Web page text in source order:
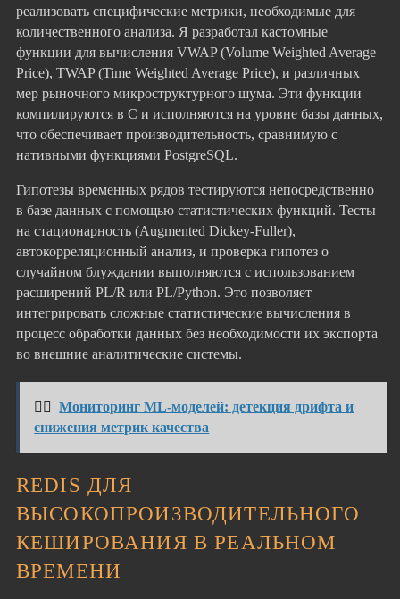
реализовать специфические метрики, необходимые для
количественного анализа. Я разработал кастомные
функции для вычисления VWAP (Volume Weighted Average
Price), TWAP (Time Weighted Average Price), и различных
мер рыночного микроструктурного шума. Эти функции
компилируются в C и исполняются на уровне базы данных,
что обеспечивает производительность, сравнимую с
нативными функциями PostgreSQL.
Гипотезы временных рядов тестируются непосредственно
в базе данных с помощью статистических функций. Тесты
на стационарность (Augmented Dickey-Fuller),
автокорреляционный анализ, и проверка гипотез о
случайном блуждании выполняются с использованием
расширений PL/R или PL/Python. Это позволяет
интегрировать сложные статистические вычисления в
процесс обработки данных без необходимости их экспорта
во внешние аналитические системы.
👉🏻
Мониторинг ML-моделей: детекция дрифта и
снижения метрик качества
REDIS ДЛЯ
ВЫСОКОПРОИЗВОДИТЕЛЬНОГО
КЕШИРОВАНИЯ В РЕАЛЬНОМ
ВРЕМЕНИ